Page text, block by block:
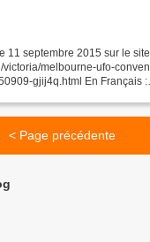
11 septembre 2015 sur le
victoria/melbourne-ufo-
gjij4q.html En Français :
thats-out-there--20150909-
< Page précédente